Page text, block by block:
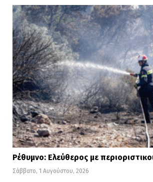
Ρέθυμνο: Ελεύθερος με
Σάββατο, 1 Αυγούστου, 2026